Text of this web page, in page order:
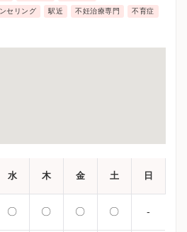
セリング 駅近 不妊治療専門 不育症
水 木 金 土 日
〇 〇 〇 〇 -